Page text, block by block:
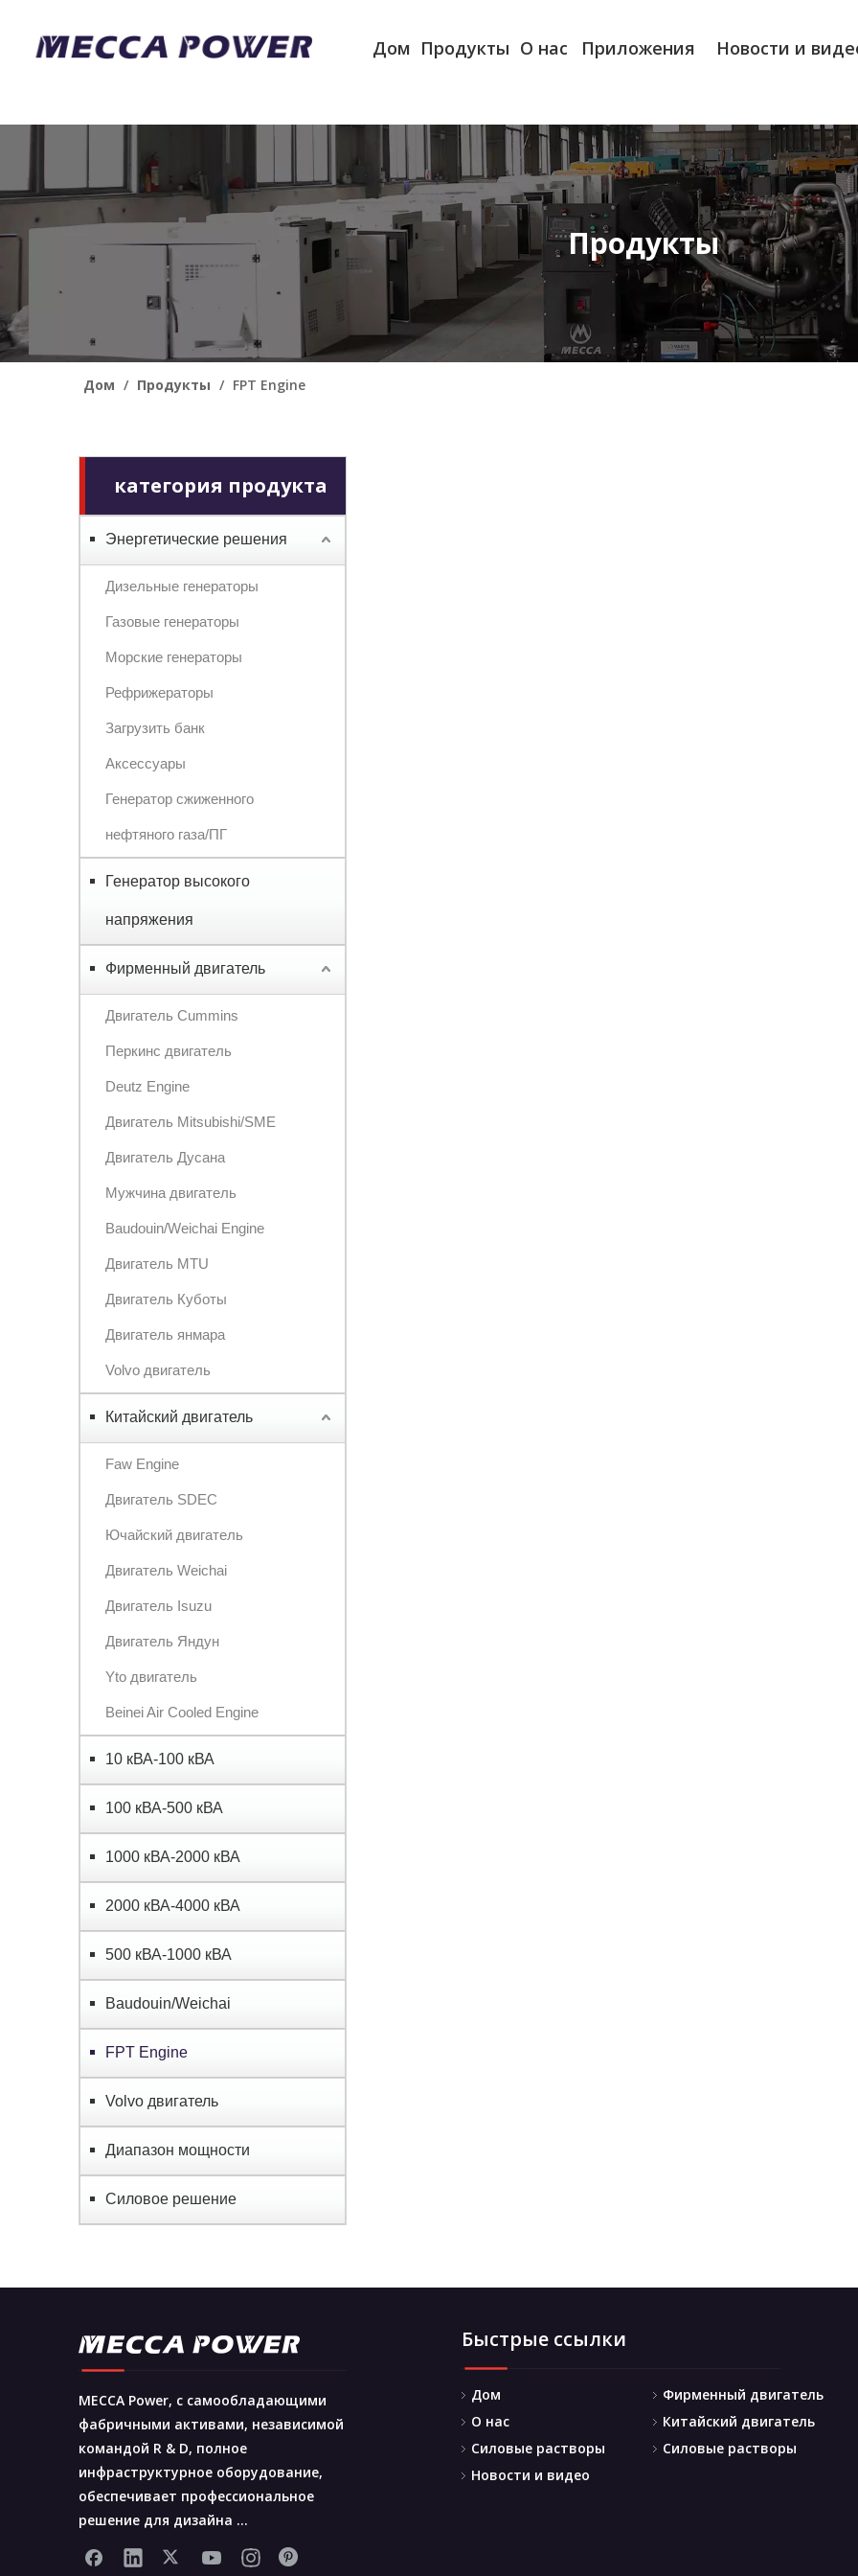
Дом Продукты О нас Приложения Новости и
Продукты
Дом / Продукты / FPT Engine
категория продукта
Энергетические решения
Дизельные генераторы
Газовые генераторы
Морские генераторы
Рефрижераторы
Загрузить банк
Аксессуары
Генератор сжиженного
нефтяного газа/ПГ
Генератор высокого
напряжения
Фирменный двигатель
Двигатель Cummins
Перкинс двигатель
Deutz Engine
Двигатель Mitsubishi/SME
Двигатель Дусана
Мужчина двигатель
Baudouin/Weichai Engine
Двигатель MTU
Двигатель Куботы
Двигатель янмара
Volvo двигатель
Китайский двигатель
Faw Engine
Двигатель SDEC
Ючайский двигатель
Двигатель Weichai
Двигатель Isuzu
Двигатель Яндун
Yto двигатель
Beinei Air Cooled Engine
10 кВА-100 кВА
100 кВА-500 кВА
1000 кВА-2000 кВА
2000 кВА-4000 кВА
500 кВА-1000 кВА
Baudouin/Weichai
FPT Engine
Volvo двигатель
Диапазон мощности
Силовое решение
MECCA Power, с самообладающими
фабричными активами, независимой
командой R & D, полное
инфраструктурное оборудование,
обеспечивает профессиональное
решение для дизайна ...
Быстрые ссылки
Дом
О нас
Силовые растворы
Новости и видео
Фирменный двигатель
Китайский двигатель
Силовые растворы